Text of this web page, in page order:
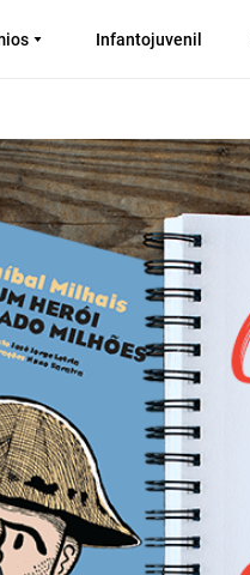
Infantojuvenil